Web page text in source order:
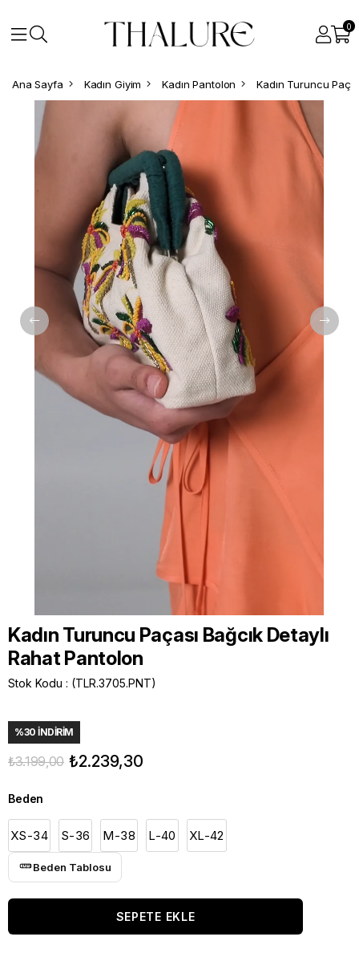
0
Ana Sayfa Kadın Giyim Kadın Pantolon Kadın Turuncu
Kadın Turuncu Paçası Bağcık Detaylı
Rahat Pantolon
Stok Kodu (TLR.3705.PNT)
%30 İNDIRIM
₺3.199,00 ₺2.239,30
Beden
XS-34 S-36 M-38 L-40 XL-42
Beden Tablosu